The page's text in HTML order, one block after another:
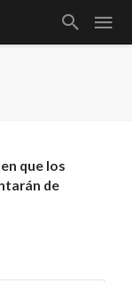
que los
de